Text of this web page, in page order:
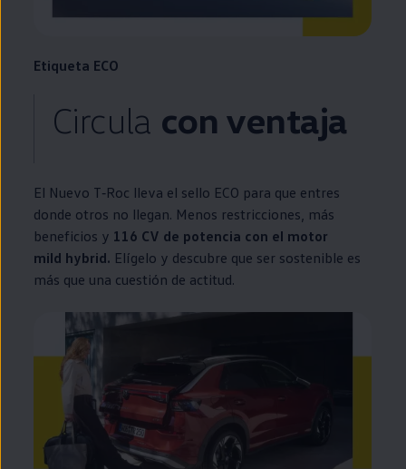
Etiqueta ECO
Circula con ventaja
El Nuevo T‑Roc lleva el sello ECO para que entres
donde otros no llegan. Menos restricciones, más
beneficios y 116 CV de potencia con el motor
mild hybrid. Elígelo y descubre que ser sostenible es
más que una cuestión de actitud.